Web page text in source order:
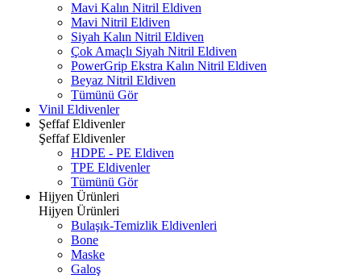
Mavi Kalın Nitril Eldiven
Mavi Nitril Eldiven
Siyah Kalın Nitril Eldiven
Çok Amaçlı Siyah Nitril Eldiven
PowerGrip Ekstra Kalın Nitril Eldiven
Beyaz Nitril Eldiven
Tümünü Gör
Vinil Eldivenler
Şeffaf Eldivenler
Şeffaf Eldivenler
HDPE - PE Eldiven
TPE Eldivenler
Tümünü Gör
Hijyen Ürünleri
Hijyen Ürünleri
Bulaşık-Temizlik Eldivenleri
Bone
Maske
Galoş